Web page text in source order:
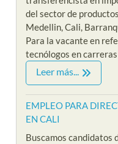
del sector de
Medellin, Cali,
Para la vacante en
tecnólogos en
Leer más...
EMPLEO PARA
EN CALI
Buscamos candidatos